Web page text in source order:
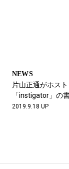
NEWS
片山正通がホス
「instigator」の
2019.9.18 UP